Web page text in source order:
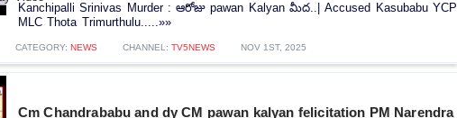
Kanchipalli Srinivas Murder : ఆరోజు pawan Kalyan మీద..| Accused Kasubabu YCP
MLC Thota Trimurthulu.....»»
CATEGORY: NEWS CHANNEL: TV5NEWS NOV 1ST, 2025
Cm Chandrababu and dy CM pawan kalyan felicitation PM Narendra